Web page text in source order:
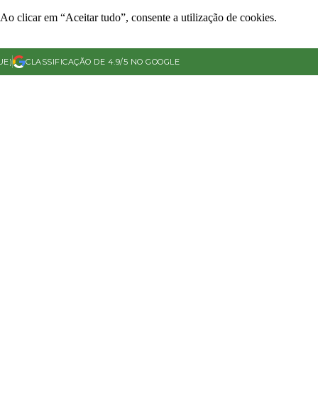
clicar em “Aceitar tudo”, consente a utilização de cookies.
CLASSIFICAÇÃO DE 4.9/5 NO GOOGLE